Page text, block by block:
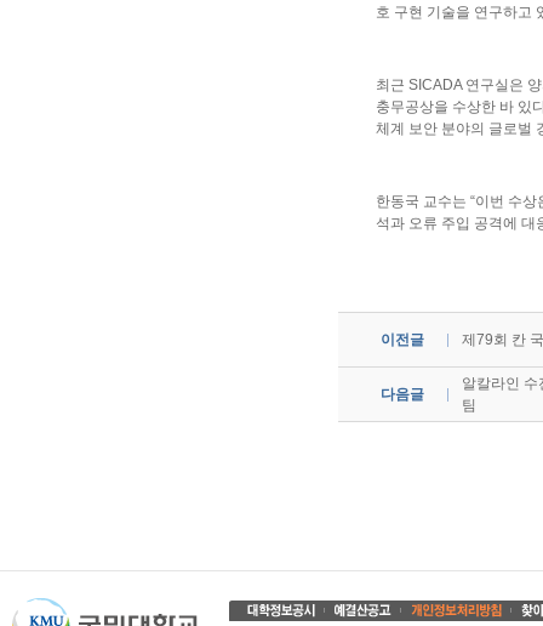
호 구현 기술을 연구하고
최근 SICADA 연구실은
충무공상을 수상한 바 있
체계 보안 분야의 글로벌
한동국 교수는 “이번 수
석과 오류 주입 공격에 대
이전글 제79회 칸
다음글
알칼라인 수
팀